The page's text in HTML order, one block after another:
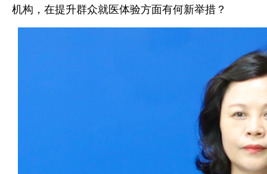
机构，在提升群众就医体验方面有何新举措？